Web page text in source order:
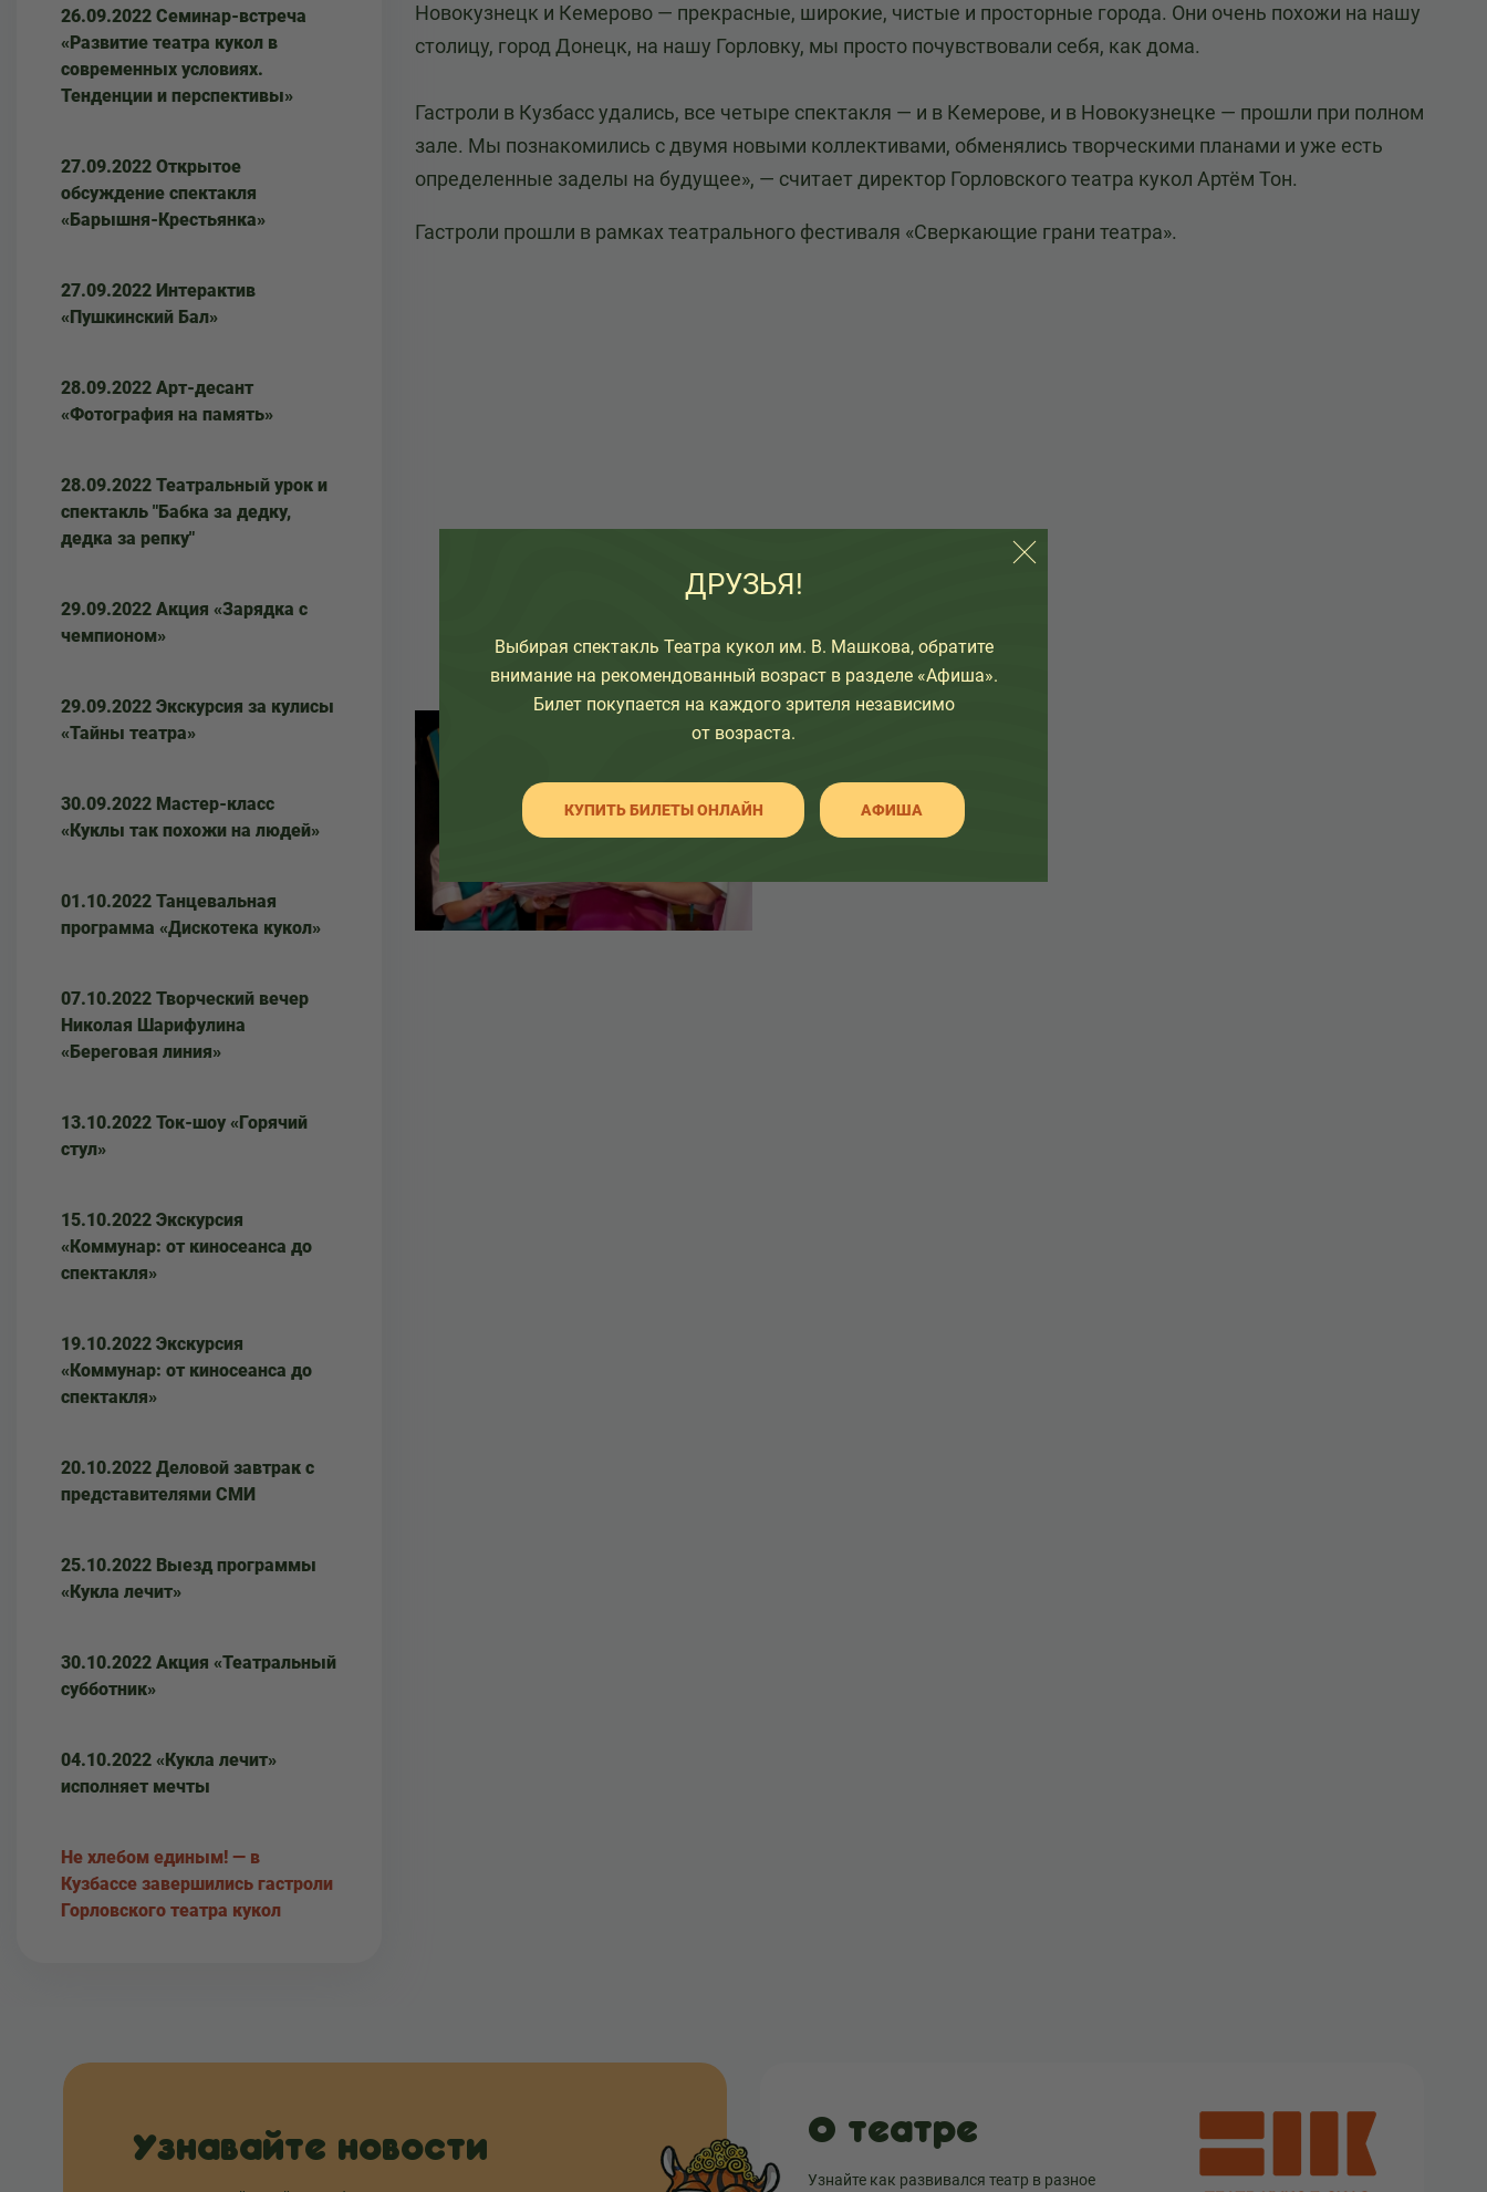
26.09.2022 Семинар-встреча
«Развитие театра кукол в
современных условиях.
Тенденции и перспективы»
27.09.2022 Открытое
обсуждение спектакля
«Барышня-Крестьянка»
27.09.2022 Интерактив
«Пушкинский Бал»
28.09.2022 Арт-десант
«Фотография на память»
28.09.2022 Театральный урок и
спектакль "Бабка за дедку,
дедка за репку"
29.09.2022 Акция «Зарядка с
чемпионом»
29.09.2022 Экскурсия за кулисы
«Тайны театра»
30.09.2022 Мастер-класс
«Куклы так похожи на людей»
01.10.2022 Танцевальная
программа «Дискотека кукол»
07.10.2022 Творческий вечер
Николая Шарифулина
«Береговая линия»
13.10.2022 Ток-шоу «Горячий
стул»
15.10.2022 Экскурсия
«Коммунар: от киносеанса до
спектакля»
19.10.2022 Экскурсия
«Коммунар: от киносеанса до
спектакля»
20.10.2022 Деловой завтрак с
представителями СМИ
25.10.2022 Выезд программы
«Кукла лечит»
30.10.2022 Акция «Театральный
субботник»
04.10.2022 «Кукла лечит»
исполняет мечты
Не хлебом единым! — в
Кузбассе завершились гастроли
Горловского театра кукол
Новокузнецк и Кемерово — прекрасные, широкие, чистые и просторные города. Они очень похожи на нашу
столицу, город Донецк, на нашу Горловку, мы просто почувствовали себя, как дома.
Гастроли в Кузбасс удались, все четыре спектакля — и в Кемерове, и в Новокузнецке — прошли при полном
зале. Мы познакомились с двумя новыми коллективами, обменялись творческими планами и уже есть
определенные заделы на будущее», — считает директор Горловского театра кукол Артём Тон.
Гастроли прошли в рамках театрального фестиваля «Сверкающие грани театра».
Узнавайте новости О театре
Узнайте как развивался театр в разное
ДРУЗЬЯ!
Выбирая спектакль Театра кукол им. В. Машкова, обратите
внимание на рекомендованный возраст в разделе «Афиша».
Билет покупается на каждого зрителя независимо
от возраста.
КУПИТЬ БИЛЕТЫ ОНЛАЙН АФИША